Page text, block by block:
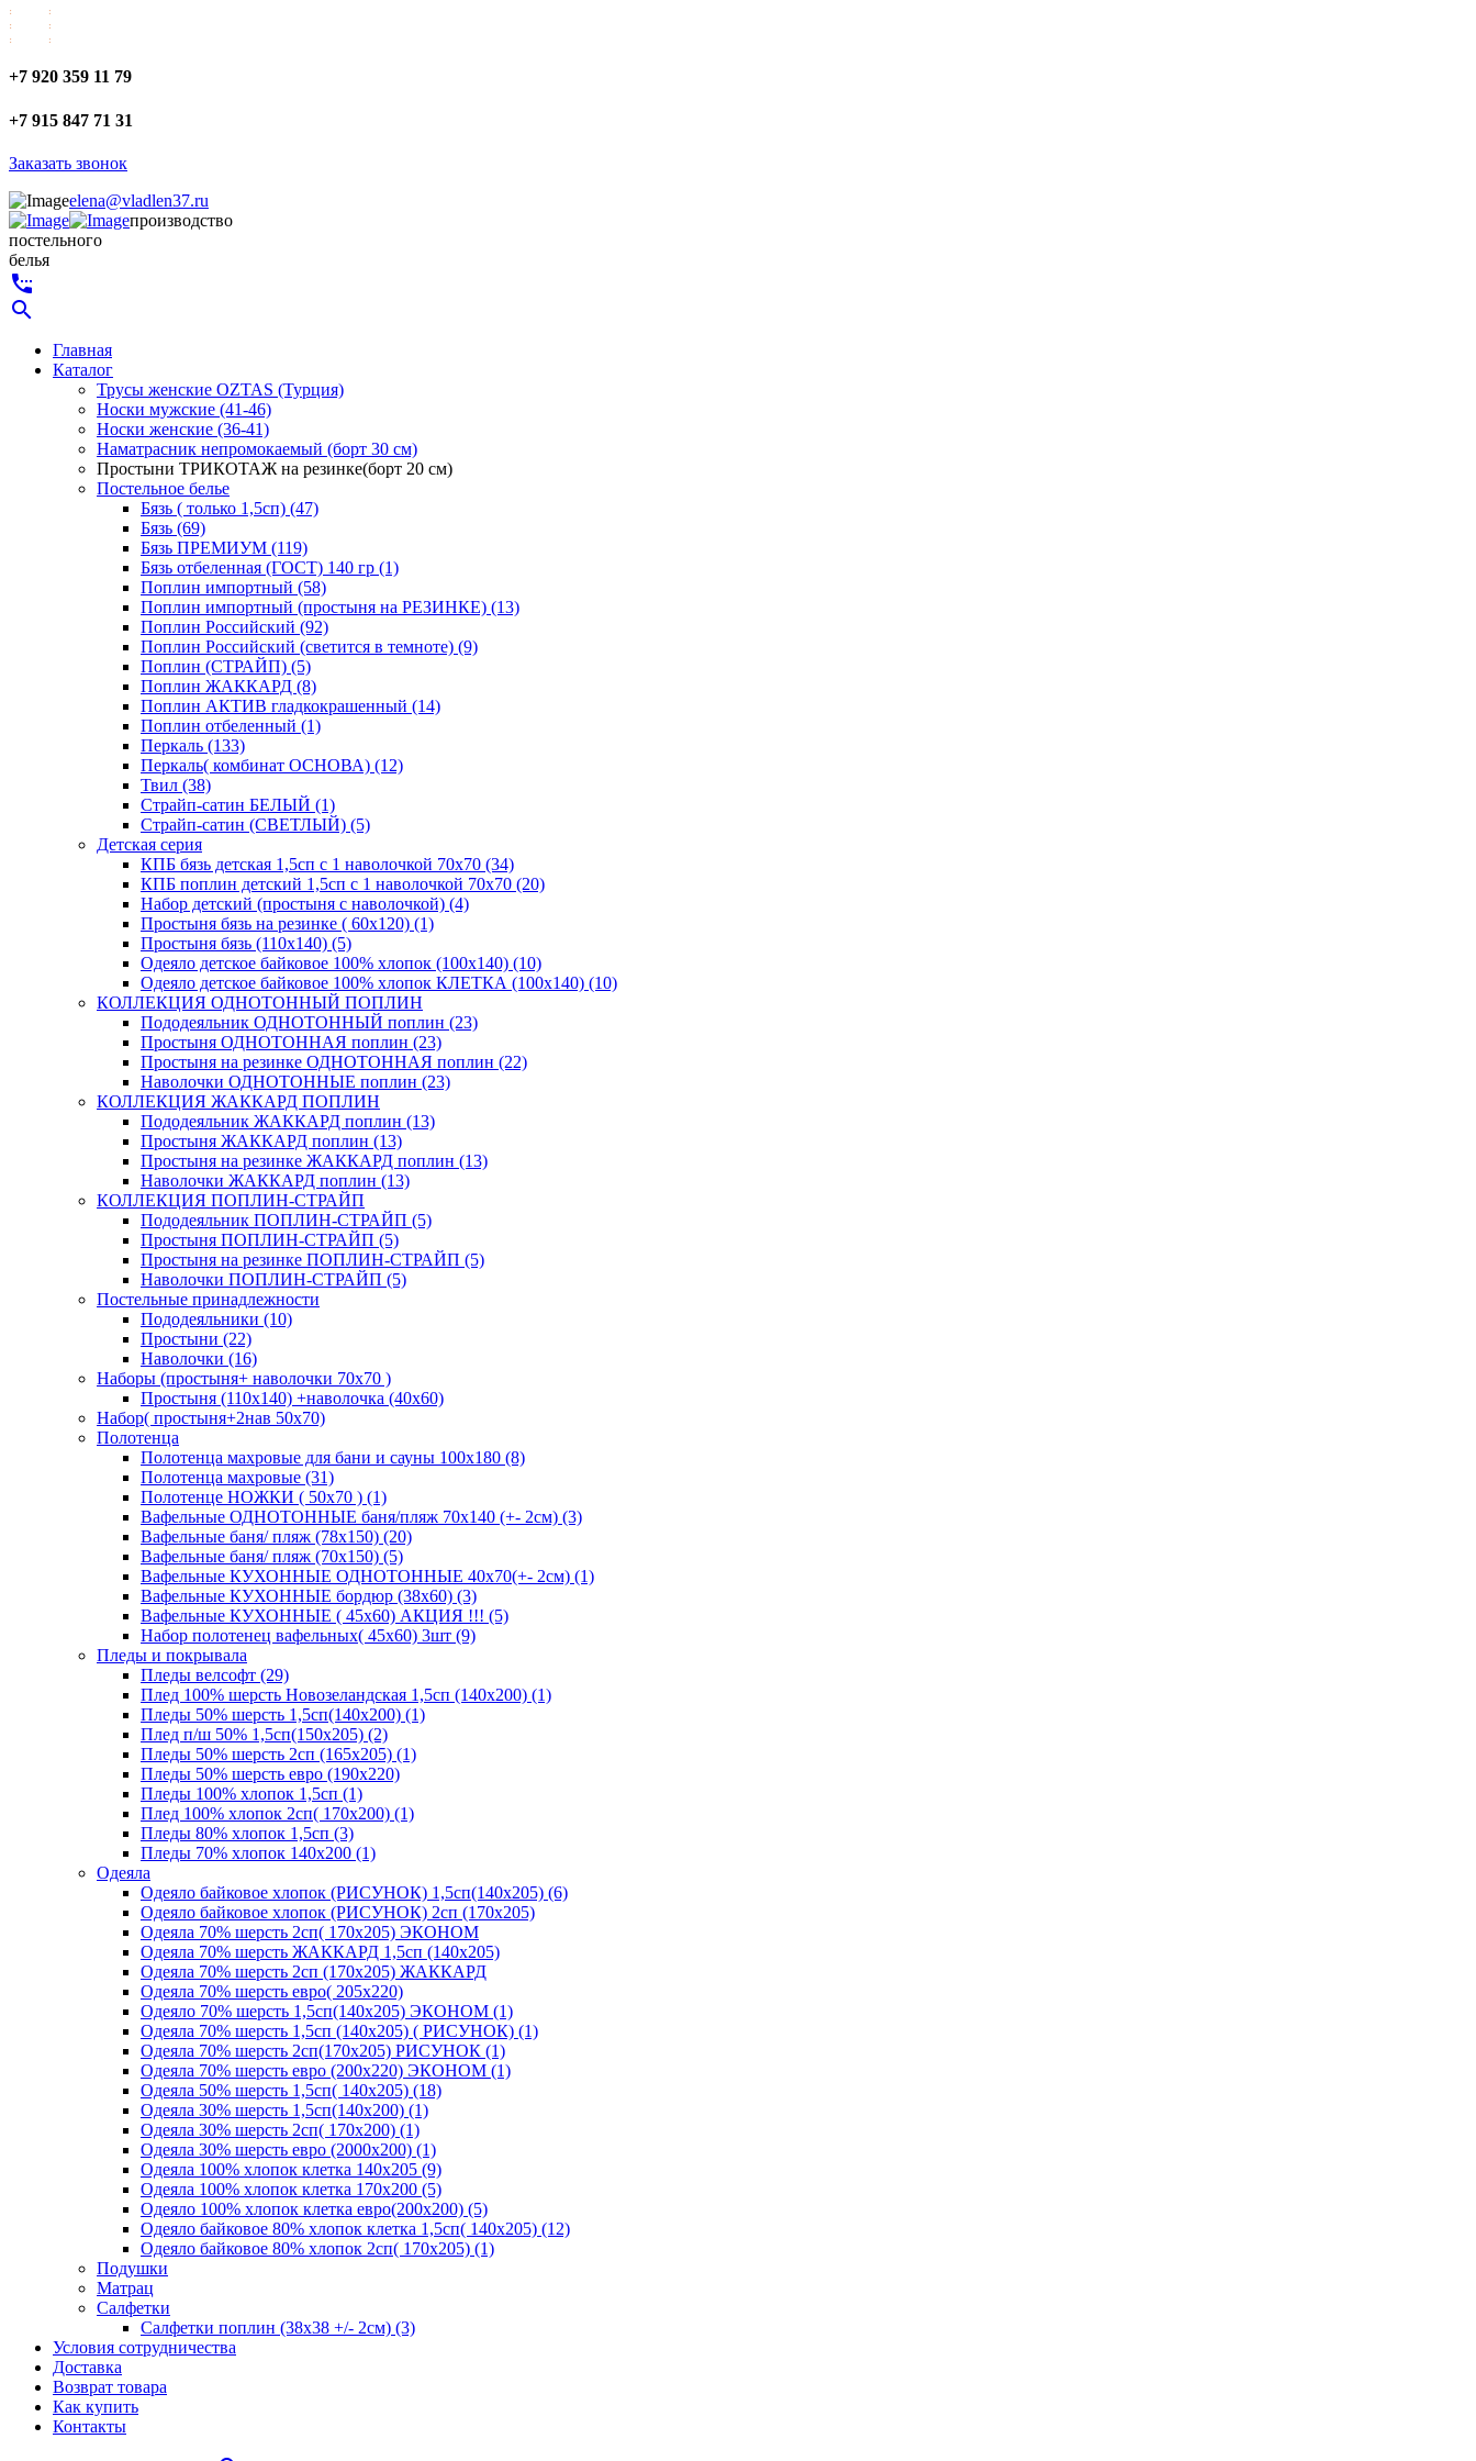
+7 920 359 11 79
+7 915 847 71 31
Заказать звонок
elena@vladlen37.ru
производство
постельного
белья
settings_phone
search
Главная
Каталог
Трусы женские OZTAS (Турция)
Носки мужские (41-46)
Носки женские (36-41)
Наматрасник непромокаемый (борт 30 см)
Простыни ТРИКОТАЖ на резинке(борт 20 см)
Постельное белье
Бязь ( только 1,5сп) (47)
Бязь (69)
Бязь ПРЕМИУМ (119)
Бязь отбеленная (ГОСТ) 140 гр (1)
Поплин импортный (58)
Поплин импортный (простыня на РЕЗИНКЕ) (13)
Поплин Российский (92)
Поплин Российский (светится в темноте) (9)
Поплин (СТРАЙП) (5)
Поплин ЖАККАРД (8)
Поплин АКТИВ гладкокрашенный (14)
Поплин отбеленный (1)
Перкаль (133)
Перкаль( комбинат ОСНОВА) (12)
Твил (38)
Страйп-сатин БЕЛЫЙ (1)
Страйп-сатин (СВЕТЛЫЙ) (5)
Детская серия
КПБ бязь детская 1,5сп с 1 наволочкой 70х70 (34)
КПБ поплин детский 1,5сп с 1 наволочкой 70х70 (20)
Набор детский (простыня с наволочкой) (4)
Простыня бязь на резинке ( 60х120) (1)
Простыня бязь (110х140) (5)
Одеяло детское байковое 100% хлопок (100х140) (10)
Одеяло детское байковое 100% хлопок КЛЕТКА (100х140) (10)
КОЛЛЕКЦИЯ ОДНОТОННЫЙ ПОПЛИН
Пододеяльник ОДНОТОННЫЙ поплин (23)
Простыня ОДНОТОННАЯ поплин (23)
Простыня на резинке ОДНОТОННАЯ поплин (22)
Наволочки ОДНОТОННЫЕ поплин (23)
КОЛЛЕКЦИЯ ЖАККАРД ПОПЛИН
Пододеяльник ЖАККАРД поплин (13)
Простыня ЖАККАРД поплин (13)
Простыня на резинке ЖАККАРД поплин (13)
Наволочки ЖАККАРД поплин (13)
КОЛЛЕКЦИЯ ПОПЛИН-СТРАЙП
Пододеяльник ПОПЛИН-СТРАЙП (5)
Простыня ПОПЛИН-СТРАЙП (5)
Простыня на резинке ПОПЛИН-СТРАЙП (5)
Наволочки ПОПЛИН-СТРАЙП (5)
Постельные принадлежности
Пододеяльники (10)
Простыни (22)
Наволочки (16)
Наборы (простыня+ наволочки 70х70 )
Простыня (110х140) +наволочка (40х60)
Набор( простыня+2нав 50х70)
Полотенца
Полотенца махровые для бани и сауны 100х180 (8)
Полотенца махровые (31)
Полотенце НОЖКИ ( 50х70 ) (1)
Вафельные ОДНОТОННЫЕ баня/пляж 70х140 (+- 2см) (3)
Вафельные баня/ пляж (78х150) (20)
Вафельные баня/ пляж (70х150) (5)
Вафельные КУХОННЫЕ ОДНОТОННЫЕ 40х70(+- 2см) (1)
Вафельные КУХОННЫЕ бордюр (38х60) (3)
Вафельные КУХОННЫЕ ( 45х60) АКЦИЯ !!! (5)
Набор полотенец вафельных( 45х60) 3шт (9)
Пледы и покрывала
Пледы велсофт (29)
Плед 100% шерсть Новозеландская 1,5сп (140х200) (1)
Пледы 50% шерсть 1,5сп(140х200) (1)
Плед п/ш 50% 1,5сп(150х205) (2)
Пледы 50% шерсть 2сп (165х205) (1)
Пледы 50% шерсть евро (190х220)
Пледы 100% хлопок 1,5сп (1)
Плед 100% хлопок 2сп( 170х200) (1)
Пледы 80% хлопок 1,5сп (3)
Пледы 70% хлопок 140х200 (1)
Одеяла
Одеяло байковое хлопок (РИСУНОК) 1,5сп(140х205) (6)
Одеяло байковое хлопок (РИСУНОК) 2сп (170х205)
Одеяла 70% шерсть 2сп( 170х205) ЭКОНОМ
Одеяла 70% шерсть ЖАККАРД 1,5сп (140х205)
Одеяла 70% шерсть 2сп (170х205) ЖАККАРД
Одеяла 70% шерсть евро( 205х220)
Одеяло 70% шерсть 1,5сп(140х205) ЭКОНОМ (1)
Одеяла 70% шерсть 1,5сп (140х205) ( РИСУНОК) (1)
Одеяла 70% шерсть 2сп(170х205) РИСУНОК (1)
Одеяла 70% шерсть евро (200х220) ЭКОНОМ (1)
Одеяла 50% шерсть 1,5сп( 140х205) (18)
Одеяла 30% шерсть 1,5сп(140х200) (1)
Одеяла 30% шерсть 2сп( 170х200) (1)
Одеяла 30% шерсть евро (2000х200) (1)
Одеяла 100% хлопок клетка 140х205 (9)
Одеяла 100% хлопок клетка 170х200 (5)
Одеяло 100% хлопок клетка евро(200х200) (5)
Одеяло байковое 80% хлопок клетка 1,5сп( 140х205) (12)
Одеяло байковое 80% хлопок 2сп( 170х205) (1)
Подушки
Матрац
Салфетки
Салфетки поплин (38х38 +/- 2см) (3)
Условия сотрудничества
Доставка
Возврат товара
Как купить
Контакты